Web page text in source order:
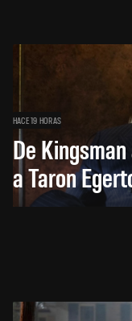
HACE 19 HORAS
De
a Taron